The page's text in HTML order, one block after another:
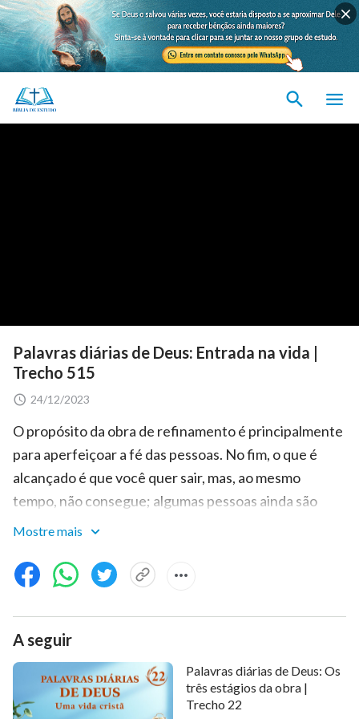
Palavras diárias de Deus: Entrada na vida |
Trecho 515
24/12/2023
O propósito da obra de refinamento é principalmente
para aperfeiçoar a fé das pessoas. No fim, o que é
alcançado é que você quer sair, mas, ao mesmo
tempo, não consegue; algumas pessoas ainda são
capazes de ter fé mesmo quando estão desprovidas
mais nenhuma esperança em relação às suas próprias
perspectivas futuras. Somente então é que o
refinamento por Deus terá terminado. O homem
ainda não atingiu o estágio de pairar entre a vida e a
morte e não provou a morte, de modo que o processo
de refinamento ainda não terminou. Inclusive aqueles
que estavam no estágio dos servidores não foram
Mostre mais
A seguir
Palavras diárias de Deus: Os
três estágios da obra |
Trecho 22